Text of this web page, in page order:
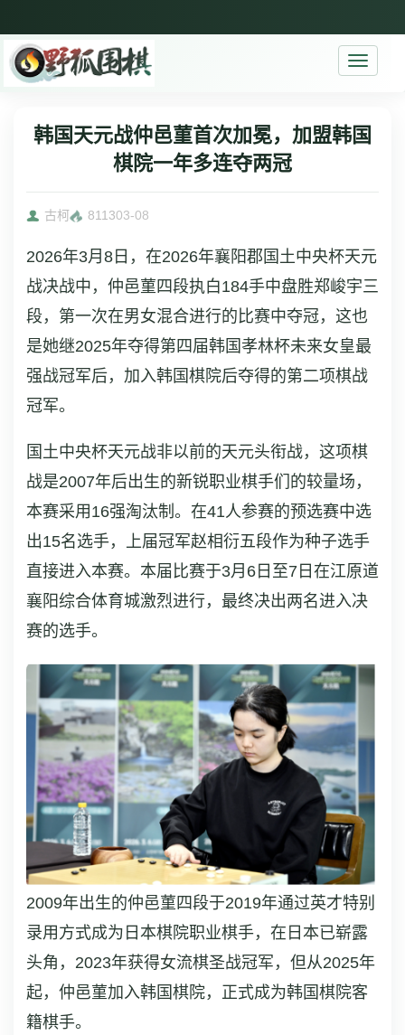
Toggle
韩国天元战仲邑菫首次加冕，加盟韩国
棋院一年多连夺两冠
古柯 811303-08
2026年3月8日，在2026年襄阳郡国土中央杯天元
战决战中，仲邑菫四段执白184手中盘胜郑峻宇三
段，第一次在男女混合进行的比赛中夺冠，这也
是她继2025年夺得第四届韩国孝林杯未来女皇最
强战冠军后，加入韩国棋院后夺得的第二项棋战
冠军。
国土中央杯天元战非以前的天元头衔战，这项棋
战是2007年后出生的新锐职业棋手们的较量场，
本赛采用16强淘汰制。在41人参赛的预选赛中选
出15名选手，上届冠军赵相衍五段作为种子选手
直接进入本赛。本届比赛于3月6日至7日在江原道
襄阳综合体育城激烈进行，最终决出两名进入决
赛的选手。
2009年出生的仲邑菫四段于2019年通过英才特别
录用方式成为日本棋院职业棋手，在日本已崭露
头角，2023年获得女流棋圣战冠军，但从2025年
起，仲邑菫加入韩国棋院，正式成为韩国棋院客
籍棋手。